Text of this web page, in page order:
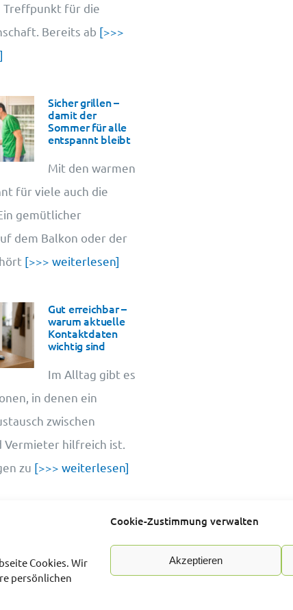
Cookie-Zustimmung verwalten
Cookies. Wir
persönlichen
Akzeptieren
Treffpunkt für die
Bereits ab [>>>
Sicher grillen –
damit der
Sommer für alle
entspannt bleibt
Mit den warmen
für viele auch die
gemütlicher
dem Balkon oder der
[>>> weiterlesen]
Gut erreichbar –
warum aktuelle
Kontaktdaten
wichtig sind
Im Alltag gibt es
in denen ein
zwischen
Vermieter hilfreich ist.
zu [>>> weiterlesen]